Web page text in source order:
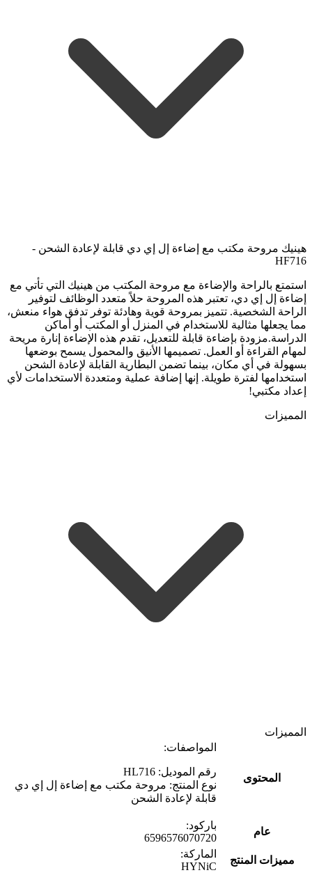
هينيك مروحة مكتب مع إضاءة إل إي دي قابلة لإعادة الشحن -
HF716
استمتع بالراحة والإضاءة مع مروحة المكتب من هينيك التي تأتي مع
إضاءة إل إي دي، تعتبر هذه المروحة حلاً متعدد الوظائف لتوفير
الراحة الشخصية. تتميز بمروحة قوية وهادئة توفر تدفق هواء منعش،
مما يجعلها مثالية للاستخدام في المنزل أو المكتب أو أماكن
الدراسة.مزودة بإضاءة قابلة للتعديل، تقدم هذه الإضاءة إنارة مريحة
لمهام القراءة أو العمل. تصميمها الأنيق والمحمول يسمح بوضعها
بسهولة في أي مكان، بينما تضمن البطارية القابلة لإعادة الشحن
استخدامها لفترة طويلة. إنها إضافة عملية ومتعددة الاستخدامات لأي
إعداد مكتبي!
المميزات
المميزات
المحتوى
المواصفات:
رقم الموديل: HL716
نوع المنتج: مروحة مكتب مع إضاءة إل إي دي
قابلة لإعادة الشحن
عام
باركود:
6596576070720
مميزات المنتج
الماركة:
HYNiC